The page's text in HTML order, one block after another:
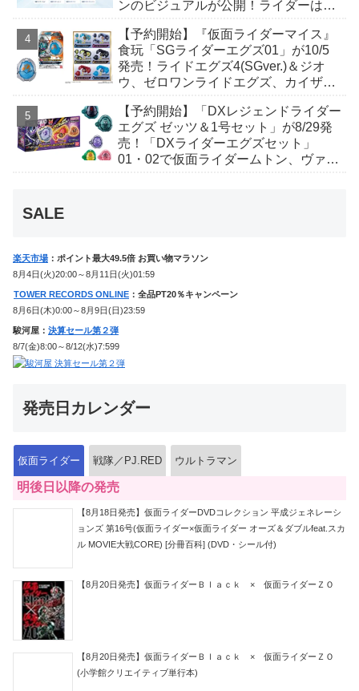
ンのビジュアルが公開！ライダーは子
【予約開始】『仮面ライダーマイス』
食玩「SGライダーエグズ01」が10/5
発売！ライドエグズ4(SGver.)＆ジオ
ウ、ゼロワンライドエグズ、カイザ、
【予約開始】「DXレジェンドライダー
エグズ ゼッツ＆1号セット」が8/29発
売！「DXライダーエグズセット」
01・02で仮面ライダームトン、ヴァン
SALE
楽天市場 ：ポイント最大49.5倍 お買い物マラソン
8月4日(火)20:00～8月11日(火)01:59
TOWER RECORDS ONLINE ：全品PT20％キャンペーン
8月6日(木)0:00～8月9日(日)23:59
駿河屋： 決算セール第２弾
8/7(金)8:00～8/12(水)7:599
発売日カレンダー
仮面ライダー 戦隊／PJ.RED ウルトラマン
明後日以降の発売
【8月18日発売】仮面ライダーDVDコレクション 平成ジェネレーシ
ョンズ 第16号(仮面ライダー×仮面ライダー オーズ＆ダブルfeat.スカ
ル MOVIE大戦CORE) [分冊百科] (DVD・シール付)
【8月20日発売】仮面ライダーＢｌａｃｋ × 仮面ライダーＺＯ
【8月20日発売】仮面ライダーＢｌａｃｋ × 仮面ライダーＺＯ
(小学館クリエイティブ単行本)